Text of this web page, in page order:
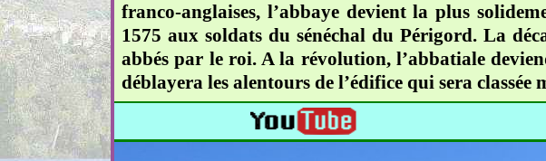
franco-anglaises, l’abbaye devient la plus
1575 aux soldats du sénéchal du Périgord. La
abbés par le roi. A la révolution, l’abbatiale
déblayera les alentours de l’édifice qui sera